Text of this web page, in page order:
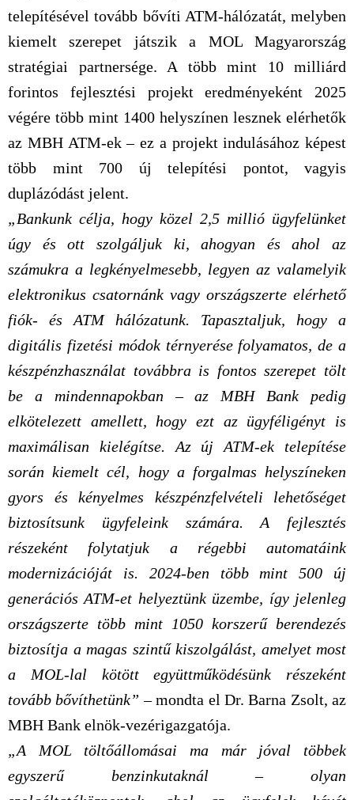
telepítésével tovább bővíti ATM-hálózatát, melyben
kiemelt szerepet játszik a MOL Magyarország
stratégiai partnersége. A több mint 10 milliárd
forintos fejlesztési projekt eredményeként 2025
végére több mint 1400 helyszínen lesznek elérhetők
az MBH ATM-ek – ez a projekt indulásához képest
több mint 700 új telepítési pontot, vagyis
duplázódást jelent.
„Bankunk célja, hogy közel 2,5 millió ügyfelünket
úgy és ott szolgáljuk ki, ahogyan és ahol az
számukra a legkényelmesebb, legyen az valamelyik
elektronikus csatornánk vagy országszerte elérhető
fiók- és ATM hálózatunk. Tapasztaljuk, hogy a
digitális fizetési módok térnyerése folyamatos, de a
készpénzhasználat továbbra is fontos szerepet tölt
be a mindennapokban – az MBH Bank pedig
elkötelezett amellett, hogy ezt az ügyféligényt is
maximálisan kielégítse. Az új ATM-ek telepítése
során kiemelt cél, hogy a forgalmas helyszíneken
gyors és kényelmes készpénzfelvételi lehetőséget
biztosítsunk ügyfeleink számára. A fejlesztés
részeként folytatjuk a régebbi automatáink
modernizációját is. 2024-ben több mint 500 új
generációs ATM-et helyeztünk üzembe, így jelenleg
országszerte több mint 1050 korszerű berendezés
biztosítja a magas szintű kiszolgálást, amelyet most
a MOL-lal kötött együttműködésünk részeként
tovább bővíthetünk”– mondta el Dr. Barna Zsolt, az
MBH Bank elnök-vezérigazgatója.
„A MOL töltőállomásai ma már jóval többek
egyszerű benzinkutaknál – olyan